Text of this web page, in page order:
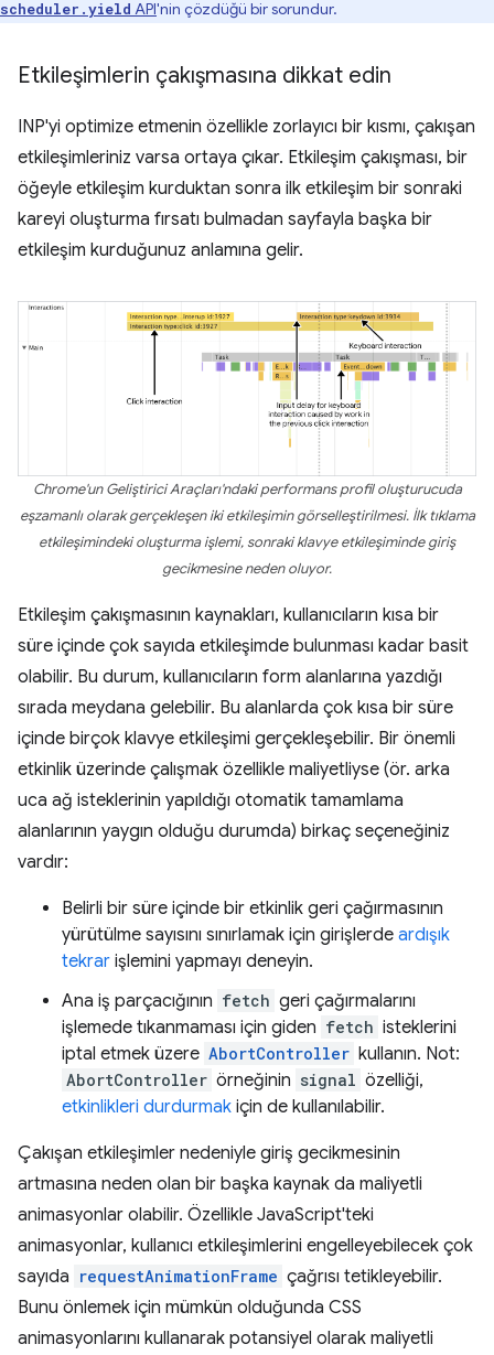
scheduler.yield API'nin çözdüğü bir sorundur.
Etkileşimlerin çakışmasına dikkat edin
INP'yi optimize etmenin özellikle zorlayıcı bir kısmı, çakışan
etkileşimleriniz varsa ortaya çıkar. Etkileşim çakışması, bir
öğeyle etkileşim kurduktan sonra ilk etkileşim bir sonraki
kareyi oluşturma fırsatı bulmadan sayfayla başka bir
etkileşim kurduğunuz anlamına gelir.
Chrome'un Geliştirici Araçları'ndaki performans profil oluşturucuda
eşzamanlı olarak gerçekleşen iki etkileşimin görselleştirilmesi. İlk tıklama
etkileşimindeki oluşturma işlemi, sonraki klavye etkileşiminde giriş
gecikmesine neden oluyor.
Etkileşim çakışmasının kaynakları, kullanıcıların kısa bir
süre içinde çok sayıda etkileşimde bulunması kadar basit
olabilir. Bu durum, kullanıcıların form alanlarına yazdığı
sırada meydana gelebilir. Bu alanlarda çok kısa bir süre
içinde birçok klavye etkileşimi gerçekleşebilir. Bir önemli
etkinlik üzerinde çalışmak özellikle maliyetliyse (ör. arka
uca ağ isteklerinin yapıldığı otomatik tamamlama
alanlarının yaygın olduğu durumda) birkaç seçeneğiniz
vardır:
Belirli bir süre içinde bir etkinlik geri çağırmasının
yürütülme sayısını sınırlamak için girişlerde ardışık
tekrar işlemini yapmayı deneyin.
Ana iş parçacığının fetch geri çağırmalarını
işlemede tıkanmaması için giden fetch isteklerini
iptal etmek üzere AbortController kullanın. Not:
AbortController örneğinin signal özelliği,
etkinlikleri durdurmak için de kullanılabilir.
Çakışan etkileşimler nedeniyle giriş gecikmesinin
artmasına neden olan bir başka kaynak da maliyetli
animasyonlar olabilir. Özellikle JavaScript'teki
animasyonlar, kullanıcı etkileşimlerini engelleyebilecek çok
sayıda requestAnimationFrame çağrısı tetikleyebilir.
Bunu önlemek için mümkün olduğunda CSS
animasyonlarını kullanarak potansiyel olarak maliyetli